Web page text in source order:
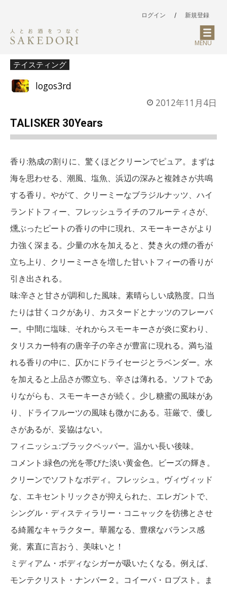
ログイン / 新規登録
MENU
テイスティング
logos3rd
2012年11月4日
TALISKER 30Years
香り:熟成の割りに、驚くほどクリーンでピュア。まずは
海を思わせる、潮風、塩魚、浜辺の深みと複雑さが共鳴
する香り。やがて、クリーミーなブラジルナッツ、ハイ
ランドトフィー、フレッシュライチのフルーティさが、
燻ぶったピートの香りの中に現れ、スモーキーさがより
力強く深まる。少量の水を加えると、焚き火の煙の香が
立ち上り、クリーミーさを増した甘いトフィーの香りが
引き出される。
味:辛さと甘さが調和した風味。素晴らしい成熟度。口当
たりは甘くコクがあり、カスタードとナッツのフレーバ
ー。中間に塩味、それからスモーキーさが炎に変わり、
タリスカー特有の唐辛子の辛さが豊富に現れる。満ち溢
れる香りの中に、仄かにドライセージとラベンダー。水
を加えると上品さが際立ち、辛さは薄れる。ソフトであ
りながらも、スモーキーさが続く。少し糖蜜の風味があ
り、ドライフルーツの風味も微かにある。荘厳で、優し
さがあるが、妥協はない。
フィニッシュ:ブラックペッパー。温かい長い後味。
コメント:緑色の光を帯びた淡い黄金色。ビーズの輝き。
クリーンでソフトなボディ。フレッシュ。ヴィヴィッド
な、エキセントリックさが抑えられた、エレガントで、
シングル・ディスティラリー・コニャックを彷彿とさせ
る綺麗なキャラクター。華麗なる、豊穣なバランス感
覚。素直に言おう、美味いと！
ミディアム・ボディなシガーが吸いたくなる。例えば、
モンテクリスト・ナンバー２。コイーバ・ロブスト。ま